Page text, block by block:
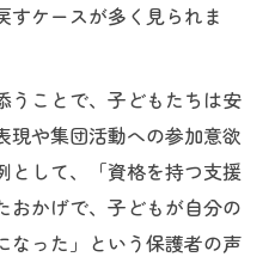
すケースが多く見られま
うことで、子どもたちは安
現や集団活動への参加意欲
として、「資格を持つ支援
おかげで、子どもが自分の
なった」という保護者の声